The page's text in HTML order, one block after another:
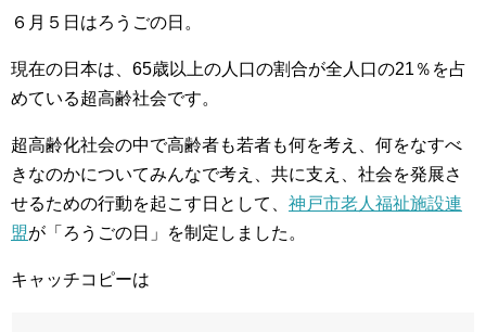
６月５日はろうごの日。
現在の日本は、65歳以上の人口の割合が全人口の21％を占
めている超高齢社会です。
超高齢化社会の中で高齢者も若者も何を考え、何をなすべ
きなのかについてみんなで考え、共に支え、社会を発展さ
せるための行動を起こす日として、 神戸市老人福祉施設連
盟が「ろうごの日」を制定しました。
キャッチコピーは